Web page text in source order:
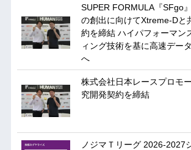
SUPER FORMULA『SFgo
の創出に向けてXtreme-Dと
約を締結 ハイパフォーマン
ィング技術を基に⾼速デー
へ
株式会社日本レースプロモ
究開発契約を締結
ノジマＴリーグ 2026-2027